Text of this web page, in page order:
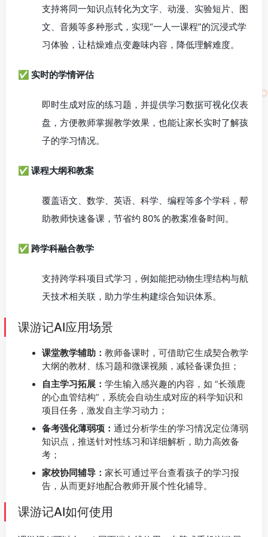
支持将同一知识点转化为文字、动漫、实验短片、图
文、音频等多种形式，实现“一人一课程”的沉浸式学
习体验，让枯燥难点变趣味内容，降低理解难度。
✅ 实时的学情评估
即时生成对应的练习题，并提供学习数据可视化仪表
盘，方便教师掌握教学效果，也能让家长实时了解孩
子的学习情况。
✅ 课程大纲和教案
覆盖语文、数学、英语、科学、编程等多个学科，帮
助教师快速备课，节省约 80% 的教案准备时间。
✅ 跨学科融合教学
支持跨学科项目式学习，例如能把动物生理结构与航
天技术相关联，助力学生构建综合知识体系。
课游记AI应用场景
课堂教学辅助： 教师备课时，可借助它生成契合教学
大纲的教材、练习题和微课视频，减轻备课负担；
自主学习拓展： 学生输入感兴趣的内容，如 “长颈鹿
的心血管结构”，系统会自动生成对应的科学知识和
项目任务，激发自主学习动力；
备考强化薄弱项： 通过分析学生的学习情况定位薄弱
知识点，推送针对性练习和详细解析，助力高效备
考；
家校协同辅导： 家长可通过平台查看孩子的学习报
告，从而更好地配合教师开展个性化辅导。
课游记AI如何使用